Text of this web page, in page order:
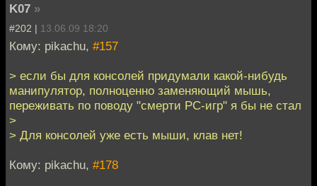
K07 »
#202 | 13.06.09 18:20
Кому: pikachu, #157
> если бы для консолей придумали какой-нибудь
манипулятор, полноценно заменяющий мышь,
переживать по поводу "смерти PC-игр" я бы не стал
>
> Для консолей уже есть мыши, клав нет!
Кому: pikachu, #178